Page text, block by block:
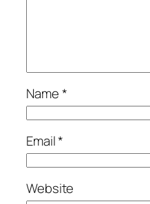
Name*
Email*
Website